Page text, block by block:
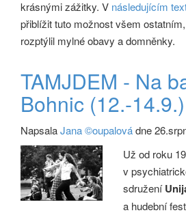
krásnými zážitky. V následujícím
přiblížit tuto možnost všem
rozptýlil mylné obavy a domněnky.
TAMJDEM - Na
Bohnic (12.-14.9.)
NapsalaJana ©oupalovádne
Už od roku
v
sdružení
a hudební